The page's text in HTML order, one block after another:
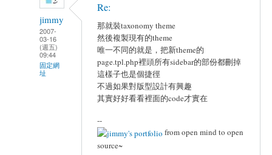
jimmy
2007-
03-16
(週五)
09:44
固定網
址
Re:
那就裝taxonomy theme
然後複製現有的theme
唯一不同的就是，把新theme的
page.tpl.php裡頭所有sidebar的部份都刪掉
這樣子也是個捷徑
不過如果對版型設計有興趣
其實好好看看裡面的code才實在
--
from open mind to open
source~